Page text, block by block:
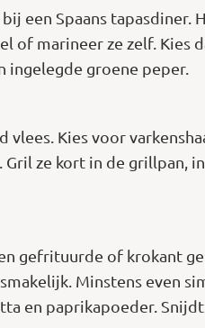
een Spaans tapasdiner.
of marineer ze zelf.
ingelegde groene peper.
Kies voor
ze kort in de grillpan,
gefrituurde of krokant
Minstens even
en paprikapoeder.